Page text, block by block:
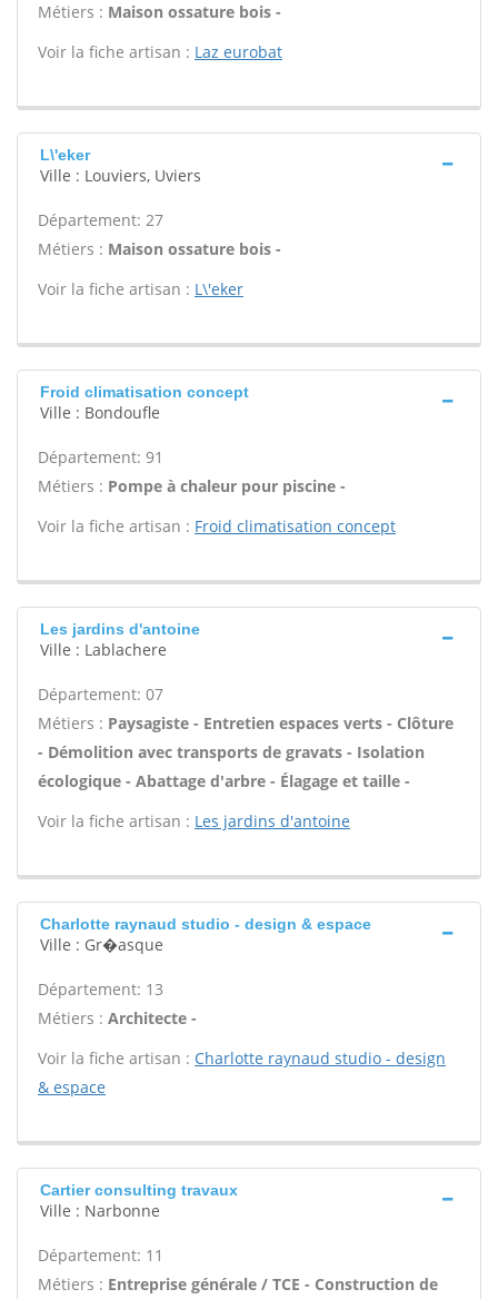
Métiers : Maison ossature bois -
Voir la fiche artisan : Laz eurobat
L\'eker
Ville : Louviers, Uviers
Département: 27
Métiers : Maison ossature bois -
Voir la fiche artisan : L\'eker
Froid climatisation concept
Ville : Bondoufle
Département: 91
Métiers : Pompe à chaleur pour piscine -
Voir la fiche artisan : Froid climatisation concept
Les jardins d'antoine
Ville : Lablachere
Département: 07
Métiers : Paysagiste - Entretien espaces verts - Clôture
- Démolition avec transports de gravats - Isolation
écologique - Abattage d'arbre - Élagage et taille -
Voir la fiche artisan : Les jardins d'antoine
Charlotte raynaud studio - design & espace
Ville : Gr�asque
Département: 13
Métiers : Architecte -
Voir la fiche artisan : Charlotte raynaud studio - design
& espace
Cartier consulting travaux
Ville : Narbonne
Département: 11
Métiers : Entreprise générale / TCE - Construction de